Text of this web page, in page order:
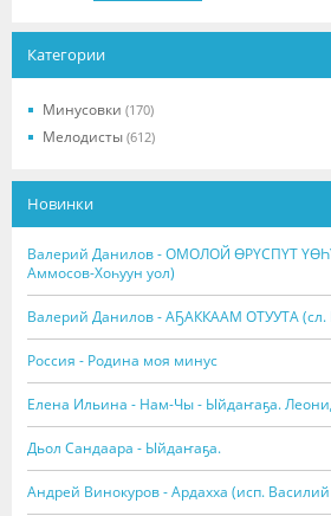
Категории
Минусовки (170)
Мелодисты (612)
Новинки
Валерий Данилов - ОМОЛОЙ ӨРҮСПҮТ
Аммосов-Хоһуун уол)
Валерий Данилов - АҔАККААМ ОТУУТА (сл.
Россия - Родина моя минус
Елена Ильина - Нам-Чы - Ыйдаҥаҕа.
Дьол Сандаара - Ыйдаҥаҕа.
Андрей Винокуров - Ардахха (исп.